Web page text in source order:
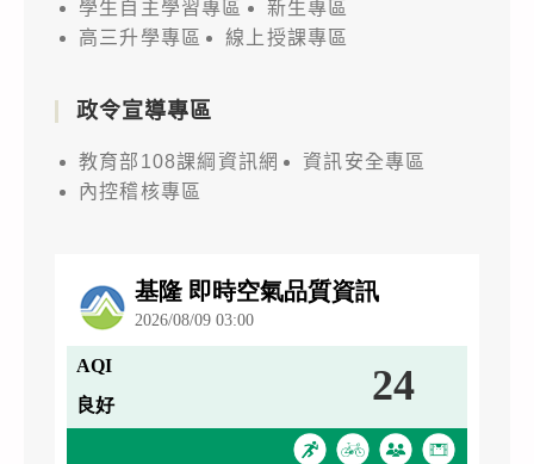
學生自主學習專區
新生專區
高三升學專區
線上授課專區
政令宣導專區
教育部108課綱資訊網
資訊安全專區
內控稽核專區